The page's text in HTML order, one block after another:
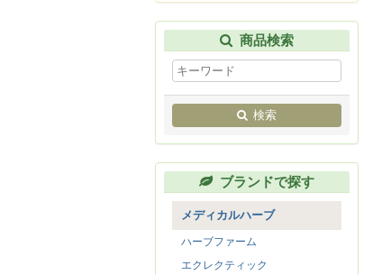
商品検索
検索
ブランドで探す
メディカルハーブ
ハーブファーム
エクレクティック